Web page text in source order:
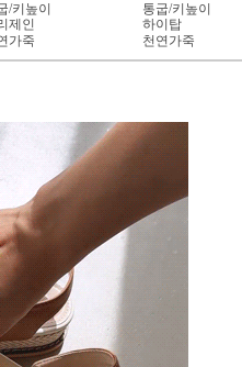
/키높이
제인
가죽
통굽/키높이
하이탑
천연가죽